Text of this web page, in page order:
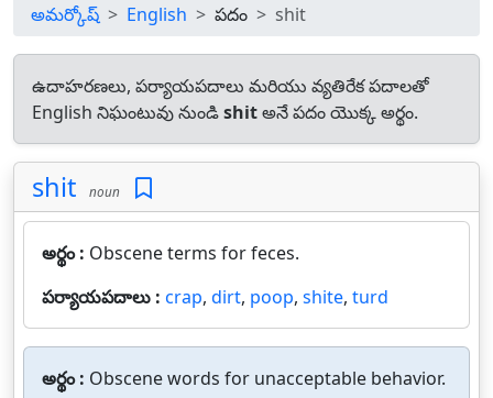
అమర్కోష్ English పదం shit
ఉదాహరణలు, పర్యాయపదాలు మరియు వ్యతిరేక పదాలతో
English నిఘంటువు నుండిshitఅనే పదం యొక్క అర్థం.
shit noun
అర్థం : Obscene terms for feces.
పర్యాయపదాలు : crap, dirt, poop, shite, turd
అర్థం : Obscene words for unacceptable behavior.